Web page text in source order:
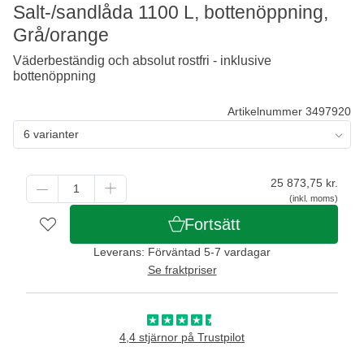
Artikelnummer 3497920
6 varianter
25 873,75 kr.
(inkl. moms)
Fortsätt
Leverans: Förväntad 5-7 vardagar
Se fraktpriser
4,4 stjärnor på Trustpilot
Salt-/sandlåda 1100 L, bottenöppning,
Grå/orange
Väderbeständig och absolut rostfri - inklusive
bottenöppning